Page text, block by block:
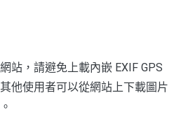
站，請避免上載內嵌 EXIF GPS
他使用者可以從網站上下載圖片